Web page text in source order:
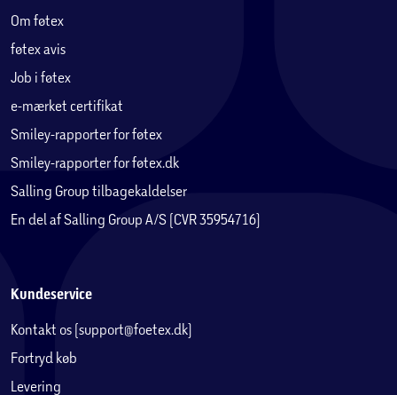
Om føtex
føtex avis
Job i føtex
e-mærket certifikat
Smiley-rapporter for føtex
Smiley-rapporter for føtex.dk
Salling Group tilbagekaldelser
En del af Salling Group A/S (CVR 35954716)
Kundeservice
Kontakt os (support@foetex.dk)
Fortryd køb
Levering